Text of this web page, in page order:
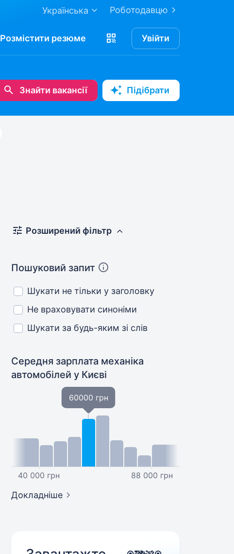
Роботодавцю
Українська
Розмістити резюме Увійти
Знайти вакансії Підібрати
Розширений фільтр
Пошуковий запит
Шукати не тільки у заголовку
Не враховувати синоніми
Шукати за будь-яким зі слів
Середня зарплата механіка
автомобілейу Києві
40 000 грн
60000 грн
88 000 грн
Докладніше